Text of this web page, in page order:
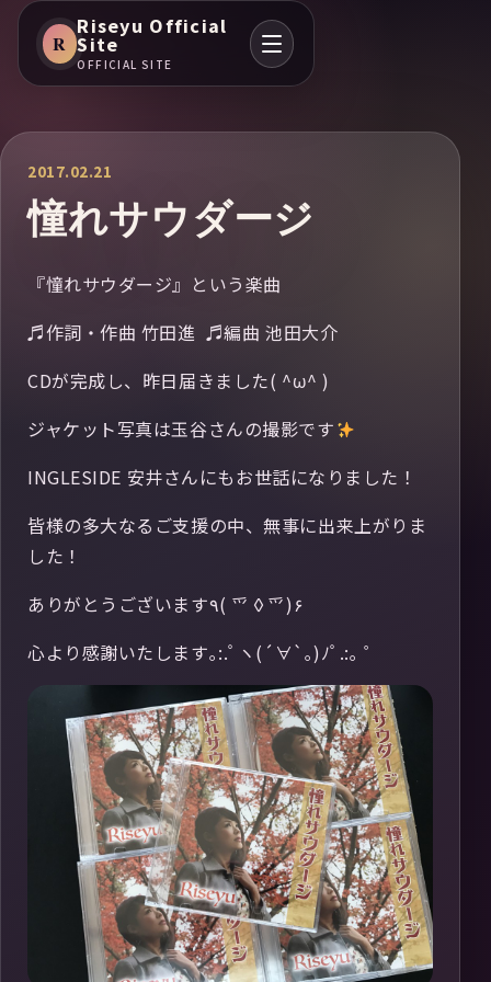
R
Riseyu Official
Site
OFFICIAL SITE
2017.02.21
憧れサウダージ
『憧れサウダージ』という楽曲
♬作詞・作曲 竹田進 ♬編曲 池田大介
CDが完成し、昨日届きました( ^ω^ )
ジャケット写真は玉谷さんの撮影です
INGLESIDE 安井さんにもお世話になりました！
皆様の多大なるご支援の中、無事に出来上がりま
した！
ありがとうございます٩( ⺤◊⺤)۶
心より感謝いたします｡:.ﾟヽ(´∀`｡)ﾉﾟ.:｡ ゜